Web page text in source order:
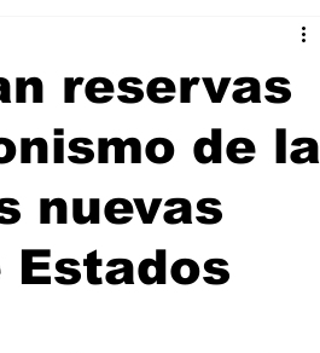
reservas
de la
nuevas